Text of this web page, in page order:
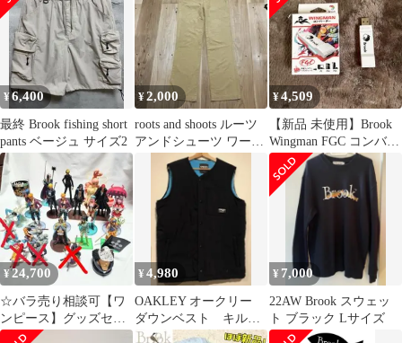
¥6,400
最終 Brook fishing short
pants ベージュ サイズ2
¥2,000
roots and shoots ルーツ
アンドシューツ ワーク
パンツ サイズ1
¥4,509
【新品 未使用】Brook
Wingman FGC コンバー
ター 本体
¥24,700
☆バラ売り相談可【ワ
ンピース】グッズセッ
ト｜レア多数｜シーク
¥4,980
OAKLEY オークリー
ダウンベスト キルテ
ィング 裏地フリー
¥ 7,000
22AW Brook スウェッ
ト ブラック Lサイズ